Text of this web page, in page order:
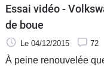
Essai vidéo -
de boue
Le 04/12/2015 72
À peine renouvelée